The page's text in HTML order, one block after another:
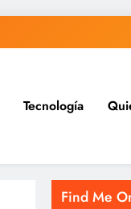
Tecnología
Find Me